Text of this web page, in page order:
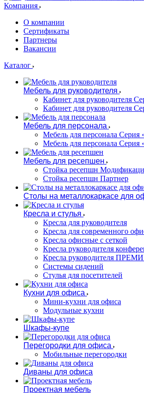
Компания
О компании
Сертификаты
Партнеры
Вакансии
Каталог
Мебель для руководителя
Кабинет для руководителя
Кабинет для руководителя
Мебель для персонала
Мебель для персонала Серия
Мебель для персонала
Мебель для ресепшен
Стойка ресепшн
Стойка ресепшн Партнер
Столы на металлокаркасе для
Кресла и стулья
Кресла для руководителя
Кресла для современного
Кресла офисные с сеткой
Кресла руководителя
Кресла руководителя
Системы сидений
Стулья для посетителей
Кухни для офиса
Мини-кухни для офиса
Модульные кухни
Шкафы-купе
Перегородки для офиса
Мобильные перегородки
Диваны для офиса
Проектная мебель